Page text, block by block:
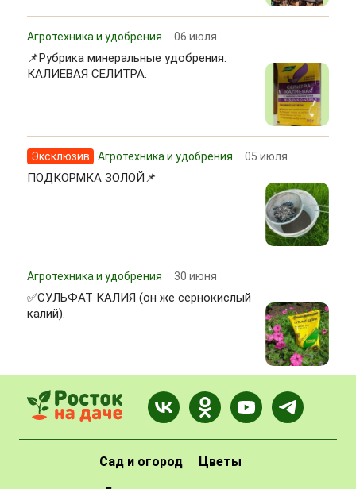
Агротехника и удобрения 06 июля
📌Рубрика минеральные удобрения.
КАЛИЕВАЯ СЕЛИТРА.
Эксклюзив Агротехника и удобрения 05 июля
ПОДКОРМКА ЗОЛОЙ📌
Агротехника и удобрения 30 июня
✅СУЛЬФАТ КАЛИЯ (он же сернокислый
калий).
Сад и огород Цветы